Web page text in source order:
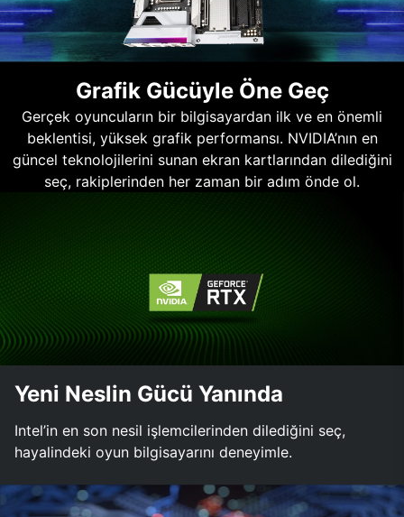
Grafik Gücüyle Öne Geç
Gerçek oyuncuların bir bilgisayardan ilk ve en önemli
beklentisi, yüksek grafik performansı. NVIDIA’nın en
güncel teknolojilerini sunan ekran kartlarından dilediğini
seç, rakiplerinden her zaman bir adım önde ol.
Yeni Neslin Gücü Yanında
Intel’in en son nesil işlemcilerinden dilediğini seç,
hayalindeki oyun bilgisayarını deneyimle.